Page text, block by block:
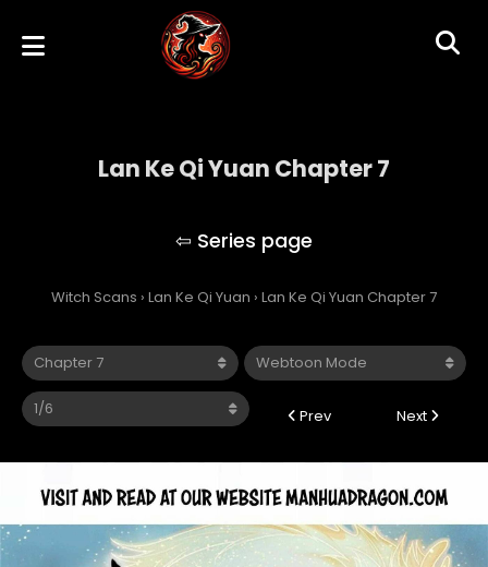
Lan Ke Qi Yuan Chapter 7
Witch Scans › Lan Ke Qi Yuan › Lan Ke Qi Yuan Chapter 7
Prev Next